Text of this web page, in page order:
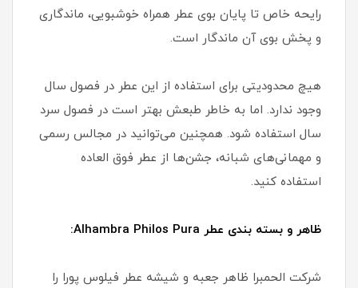
رایحه خاص تا پایان بوی عطر همراه خوشبویی، ماندگاری
و پخش بوی آن ماندگار است.
هیچ محدودیتی برای استفاده از این عطر در فصول سال
وجود ندارد. اما به خاطر طبعش بهتر است در فصول سرد
سال استفاده شود. همچنین می‌توانید در مجالس رسمی
و مهمانی‌های شبانه، جشن‌ها از عطر فوق العاده
استفاده کنید.
ظاهر و بسته بندی عطر Alhambra Philos Pura:
شرکت الحمبرا ظاهر جعبه و شیشه عطر فیلوس پورا را